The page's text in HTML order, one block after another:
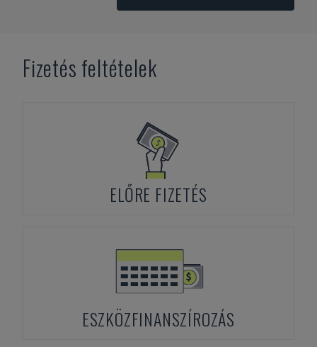
Fizetés feltételek
ELŐRE FIZETÉS
ESZKÖZFINANSZÍROZÁS